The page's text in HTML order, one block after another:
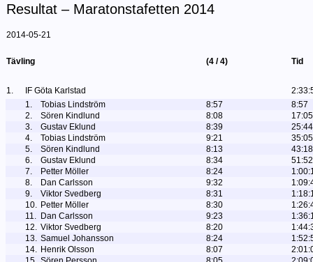
Resultat – Maratonstafetten 2014
2014-05-21
Tävling (4 / 4) Tid
1. IF Göta Karlstad
1.
Tobias Lindström 8:57
8:57
2.
Sören Kindlund 8:08
17:05
3.
Gustav Eklund 8:39
25:44
4.
Tobias Lindström 9:21
35:05
5.
Sören Kindlund 8:13
43:18
6.
Gustav Eklund 8:34
51:52
7.
Petter Möller 8:24
8.
Dan Carlsson 9:32
9.
Viktor Svedberg 8:31
10. Petter Möller 8:30
11. Dan Carlsson 9:23
12. Viktor Svedberg 8:20
13. Samuel Johansson 8:24
14. Henrik Olsson 8:07